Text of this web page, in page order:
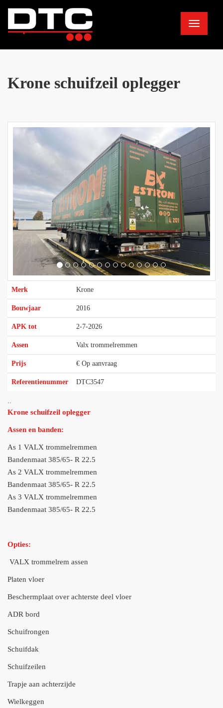
Toggle
navigation
Krone schuifzeil oplegger
Merk Krone
Bouwjaar 2016
APK tot 2-7-2026
Assen Valx trommelremmen
Prijs € Op aanvraag
Referentienummer DTC3547
..
Krone schuifzeil oplegger
Assen en banden:
As 1 VALX trommelremmen
Bandenmaat 385/65- R 22.5
As 2 VALX trommelremmen
Bandenmaat 385/65- R 22.5
As 3 VALX trommelremmen
Bandenmaat 385/65- R 22.5
Opties:
VALX trommelrem assen
Platen vloer
Beschermplaat over achterste deel vloer
ADR bord
Schuifrongen
Schuifdak
Schuifzeilen
Trapje aan achterzijde
Wielkeggen